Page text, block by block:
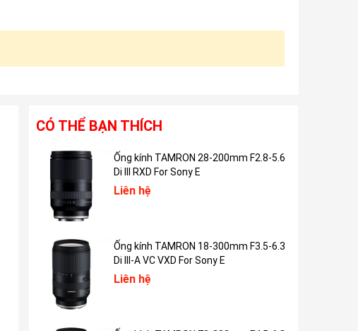
CÓ THỂ BẠN THÍCH
Ống kính TAMRON 28-200mm F2.8-5.6
Di III RXD For Sony E
Liên hệ
Ống kính TAMRON 18-300mm F3.5-6.3
Di III-A VC VXD For Sony E
Liên hệ